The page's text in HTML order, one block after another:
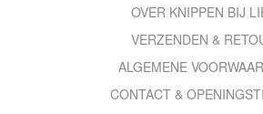
OVER KNIPPEN BIJ
VERZENDEN &
ALGEMENE
CONTACT &